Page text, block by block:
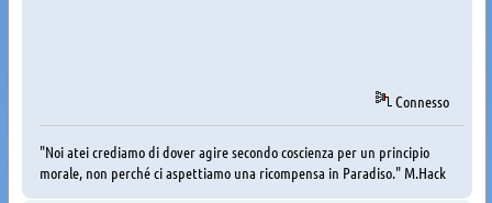
Connesso
"Noi atei crediamo di dover agire secondo coscienza per un principio
morale, non perché ci aspettiamo una ricompensa in Paradiso." M.Hack